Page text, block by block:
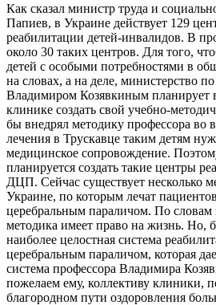
Как сказал министр труда и
Папиев, в Украине действует 129
реабилитации детей-инвалидов. В
около 30 таких центров. Для того,
детей с особыми потребностями в
на словах, а на деле, министерство
Владимиром Козявкиным планирует
клинике создать свой учебно-
бы внедрял методику профессора во
лечения в Трускавце таким детям
медицинское сопровождение.
планируется создать такие центры
ДЦП. Сейчас существует несколько
Украине, по которым лечат
церебральным параличом. По словам
методика имеет право на жизнь. Но,
наиболее целостная система
церебральным параличом, которая
система профессора Владимира
пожелаем ему, коллективу клиники,
благородном пути оздоровления